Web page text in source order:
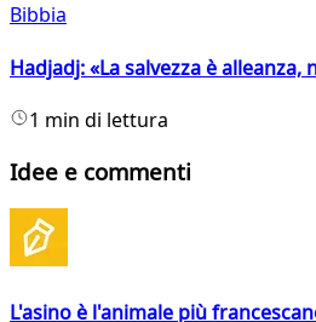
Bibbia
Hadjadj: «La salvezza è alleanza,
1 min di lettura
Idee e commenti
L'asino è l'animale più